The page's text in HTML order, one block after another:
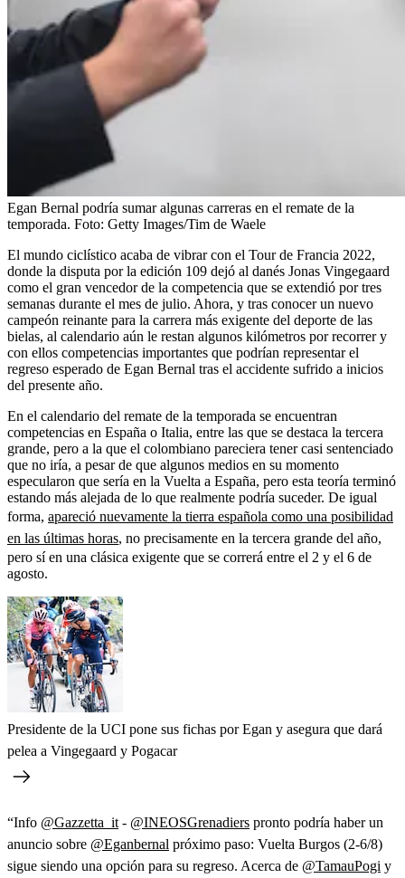
Egan Bernal podría sumar algunas carreras en el remate de la
temporada. Foto: Getty Images/Tim de Waele
El mundo ciclístico acaba de vibrar con el Tour de Francia 2022,
donde la disputa por la edición 109 dejó al danés Jonas Vingegaard
como el gran vencedor de la competencia que se extendió por tres
semanas durante el mes de julio. Ahora, y tras conocer un nuevo
campeón reinante para la carrera más exigente del deporte de las
bielas, al calendario aún le restan algunos kilómetros por recorrer y
con ellos competencias importantes que podrían representar el
regreso esperado de Egan Bernal tras el accidente sufrido a inicios
del presente año.
En el calendario del remate de la temporada se encuentran
competencias en España o Italia, entre las que se destaca la tercera
grande, pero a la que el colombiano pareciera tener casi sentenciado
que no iría, a pesar de que algunos medios en su momento
especularon que sería en la Vuelta a España, pero esta teoría terminó
estando más alejada de lo que realmente podría suceder. De igual
forma, apareció nuevamente la tierra española como una posibilidad
en las últimas horas, no precisamente en la tercera grande del año,
pero sí en una clásica exigente que se correrá entre el 2 y el 6 de
agosto.
Presidente de la UCI pone sus fichas por Egan y asegura que dará
pelea a Vingegaard y Pogacar
“Info @Gazzetta_it - @INEOSGrenadiers pronto podría haber un
anuncio sobre @Eganbernal próximo paso: Vuelta Burgos (2-6/8)
sigue siendo una opción para su regreso. Acerca de @TamauPogi y